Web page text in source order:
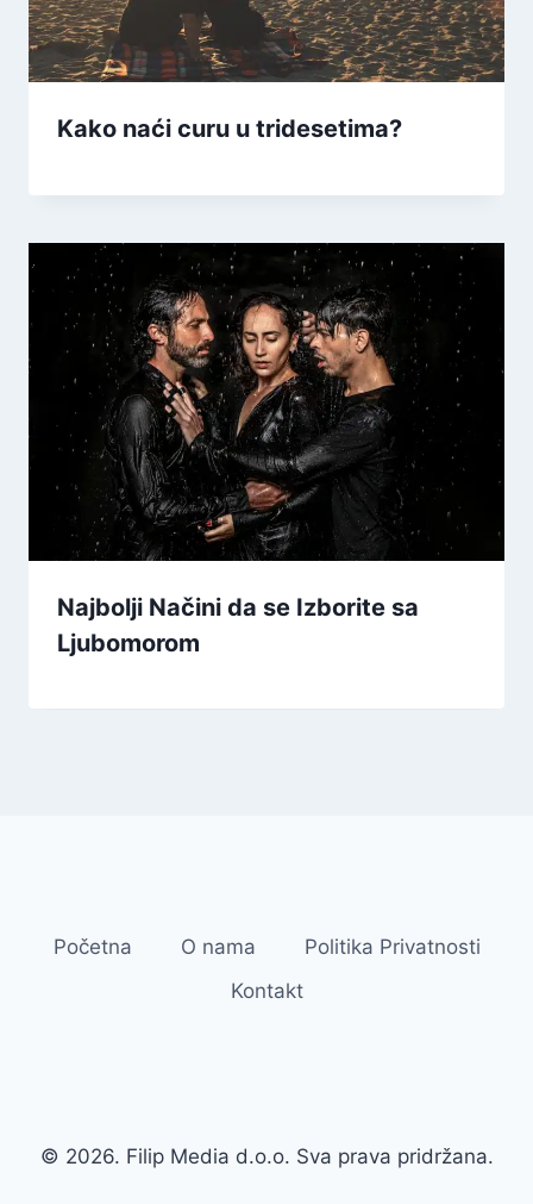
Kako naći curu u tridesetima?
Najbolji Načini da se Izborite sa
Ljubomorom
Početna O nama
Politika Privatnosti
Kontakt
© 2026. Filip Media d.o.o. Sva prava pridržana.